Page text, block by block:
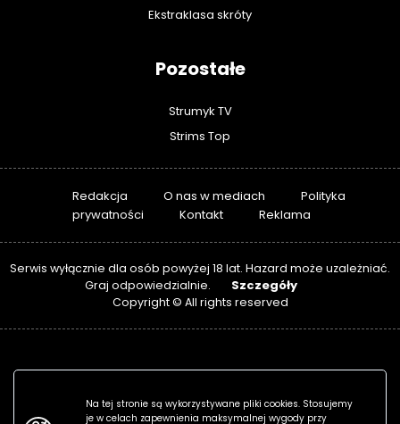
Ekstraklasa skróty
Pozostałe
Strumyk TV
Strims Top
Redakcja O nas w mediach
Polityka
prywatności
Kontakt Reklama
Serwis wyłącznie dla osób powyżej 18 lat. Hazard może uzależniać.
Graj odpowiedzialnie.
Szczegóły
Copyright © All rights reserved
Na tej stronie są wykorzystywane pliki cookies. Stosujemy
je w celach zapewnienia maksymalnej wygody przy